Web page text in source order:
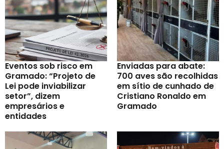
Eventos sob risco em
Gramado: “Projeto de
Lei pode inviabilizar
setor”, dizem
empresários e
entidades
Enviadas para abate:
700 aves são recolhidas
em sítio de cunhado de
Cristiano Ronaldo em
Gramado